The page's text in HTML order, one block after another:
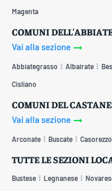
Magenta
COMUNI
Vai alla sezione
Abbiategrasso Albairate
Cisliano
COMUNI DEL
Vai alla sezione
Arconate Buscate Casorezzo
TUTTE LE SEZIONI
Bustese Legnanese